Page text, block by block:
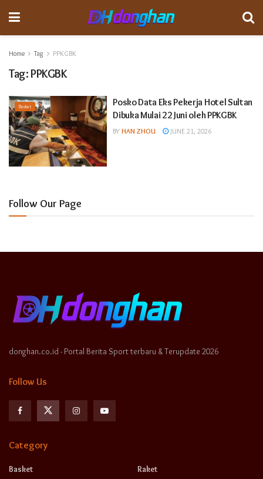
Home Tag PPKGBK
Tag:PPKGBK
Basket
Posko Data Eks Pekerja Hotel Sultan
Dibuka Mulai 22 Juni oleh PPKGBK
BY HAN ZHOU JUNE 21, 2026
Follow Our Page
donghan.co.id - Portal Berita Sport terbaru & Terupdate 2026
Follow Us
Category
Basket
Raket